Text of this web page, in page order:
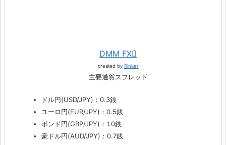
DMM FX
created by Rinker
主要通貨スプレッド
ドル円(USD/JPY)：0.3銭
ユーロ円(EUR/JPY)：0.5銭
ポンド円(GBP/JPY)：1.0銭
豪ドル円(AUD/JPY)：0.7銭